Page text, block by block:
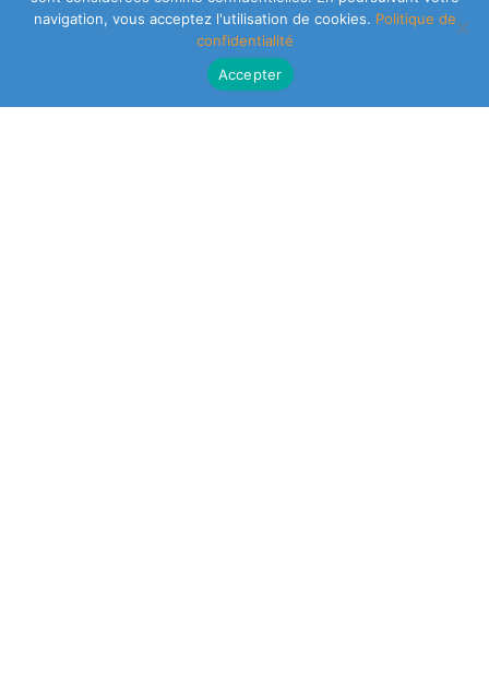
navigation, vous acceptez l'utilisation de cookies. Politique de
confidentialité
Accepter